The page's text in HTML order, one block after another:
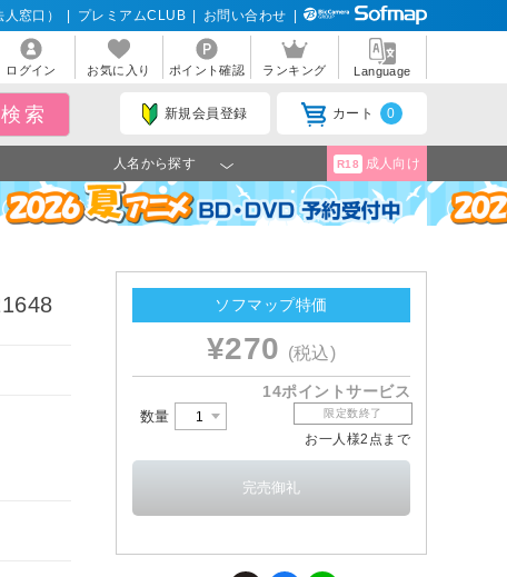
窓口） プレミアムCLUB お問い合わせ
ログイン お気に入り ポイント確認 ランキング Language
新規会員登録 カート 0
人名から探す R18 成人向け
ソフマップ特価
¥270 (税込)
14ポイントサービス
数量 限定数終了
お一人様2点まで